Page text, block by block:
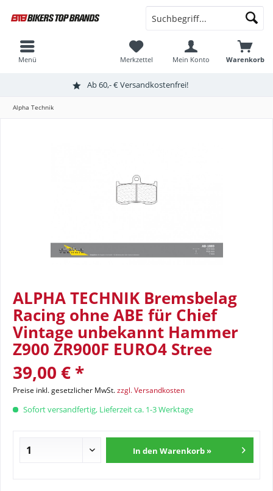
Ab 60,- € Versandkostenfrei!
Warenkorb
Merkzettel Mein Konto
Menü
Alpha Technik
ALPHA TECHNIK Bremsbelag
Racing ohne ABE für Chief
Vintage unbekannt Hammer
Z900 ZR900F EURO4 Stree
39,00 € *
Preise inkl. gesetzlicher MwSt.zzgl. Versandkosten
Sofort versandfertig, Lieferzeit ca. 1-3 Werktage
In den Warenkorb »